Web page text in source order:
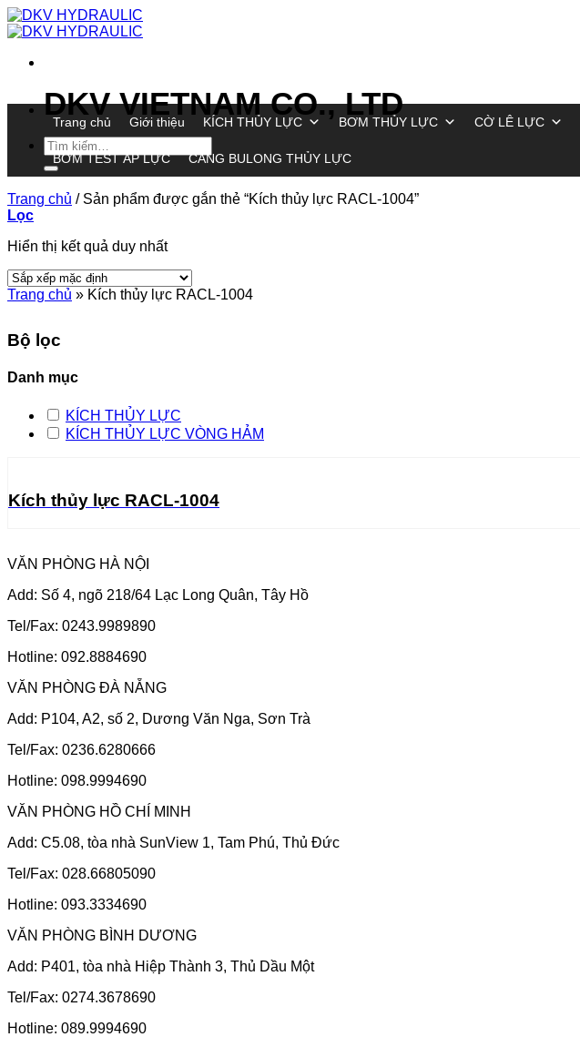
Chuyển
đến
dung
DKV VIETNAM CO., LTD
Tìm
kiếm:
Trang chủ Giới thiệu KÍCH THỦY LỰC BƠM THỦY LỰC CỜ LÊ LỰC
BƠM TEST ÁP LỰC CĂNG BULONG THỦY LỰC
Trang chủ /Sản phẩm được gắn thẻ “Kích thủy lực RACL-1004”
Lọc
Hiển thị kết quả duy nhất
Trang chủ » Kích thủy lực RACL-1004
Bộ lọc
Danh mục
KÍCH THỦY LỰC
KÍCH THỦY LỰC VÒNG HẢM
Kích thủy lực RACL-1004
VĂN PHÒNG HÀ NỘI
Add: Số 4, ngõ 218/64 Lạc Long Quân, Tây Hồ
Tel/Fax: 0243.9989890
Hotline: 092.8884690
VĂN PHÒNG ĐÀ NẴNG
Add: P104, A2, số 2, Dương Văn Nga, Sơn Trà
Tel/Fax: 0236.6280666
Hotline: 098.9994690
VĂN PHÒNG HỒ CHÍ MINH
Add: C5.08, tòa nhà SunView 1, Tam Phú, Thủ Đức
Tel/Fax: 028.66805090
Hotline: 093.3334690
VĂN PHÒNG BÌNH DƯƠNG
Add: P401, tòa nhà Hiệp Thành 3, Thủ Dầu Một
Tel/Fax: 0274.3678690
Hotline: 089.9994690